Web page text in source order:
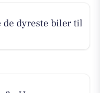
de dyreste biler til